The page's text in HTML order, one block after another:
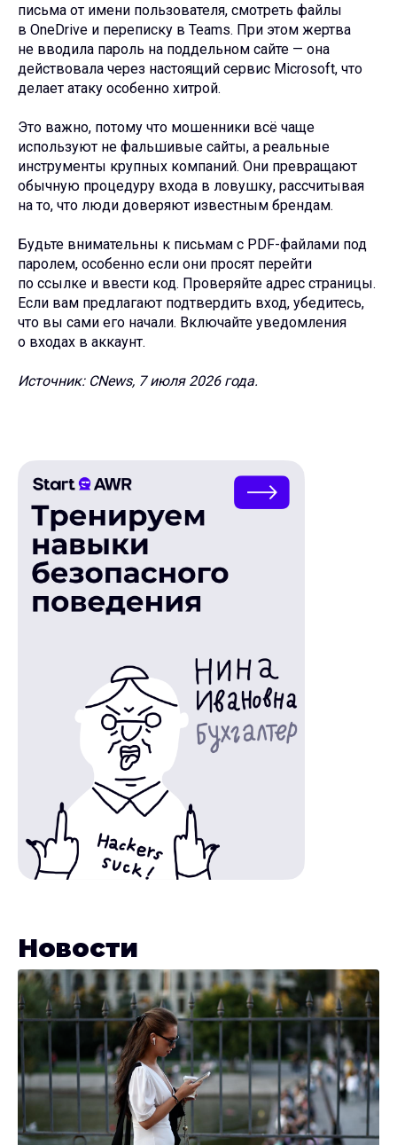
письма от имени пользователя, смотреть файлы
в OneDrive и переписку в Teams. При этом жертва
не вводила пароль на поддельном сайте — она
действовала через настоящий сервис Microsoft, что
делает атаку особенно хитрой.
Это важно, потому что мошенники всё чаще
используют не фальшивые сайты, а реальные
инструменты крупных компаний. Они превращают
обычную процедуру входа в ловушку, рассчитывая
на то, что люди доверяют известным брендам.
Будьте внимательны к письмам с PDF-файлами под
паролем, особенно если они просят перейти
по ссылке и ввести код. Проверяйте адрес страницы.
Если вам предлагают подтвердить вход, убедитесь,
что вы сами его начали. Включайте уведомления
о входах в аккаунт.
Источник: CNews, 7 июля 2026 года.
Новости